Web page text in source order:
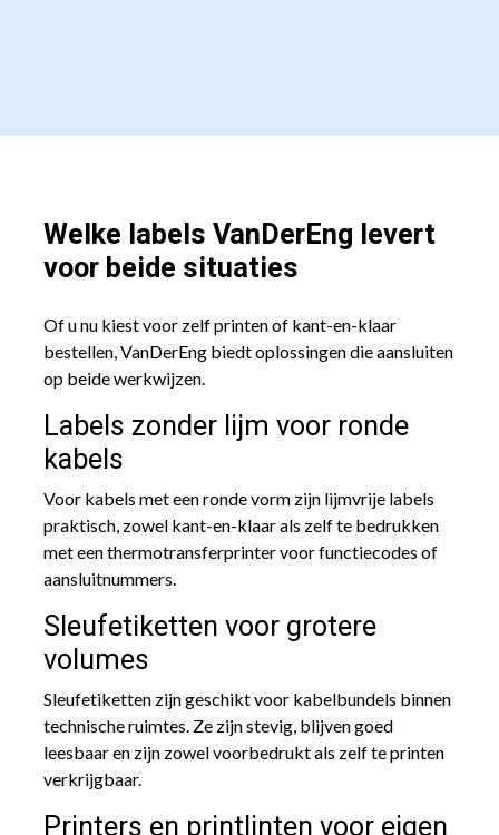
Welke labels VanDerEng levert
voor beide situaties
Of u nu kiest voor zelf printen of kant-en-klaar
bestellen, VanDerEng biedt oplossingen die aansluiten
op beide werkwijzen.
Labels zonder lijm voor ronde
kabels
Voor kabels met een ronde vorm zijn lijmvrije labels
praktisch, zowel kant-en-klaar als zelf te bedrukken
met een thermotransferprinter voor functiecodes of
aansluitnummers.
Sleufetiketten voor grotere
volumes
Sleufetiketten zijn geschikt voor kabelbundels binnen
technische ruimtes. Ze zijn stevig, blijven goed
leesbaar en zijn zowel voorbedrukt als zelf te printen
verkrijgbaar.
Printers en printlinten voor eigen